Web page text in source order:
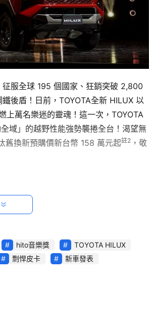
服全球 195 個國家、狂銷突破 2,800
後盾！日前，TOYOTA全新 HILUX 以
域」的越野性能強勢襲捲全台！渴望無
舊換新預購價新台幣 158 萬元起註2 ，敬
hito音樂獎
TOYOTA HILUX
剽悍皮卡
新車發表